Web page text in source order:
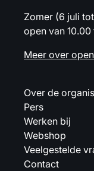
Zomer (6 juli
open van 10.00
Meer over
Over de
Pers
Werken bij
Webshop
Veelgestelde
Contact